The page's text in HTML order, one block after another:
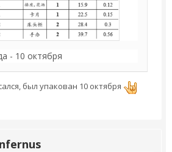
- 10 октября
был упакован 10 октября